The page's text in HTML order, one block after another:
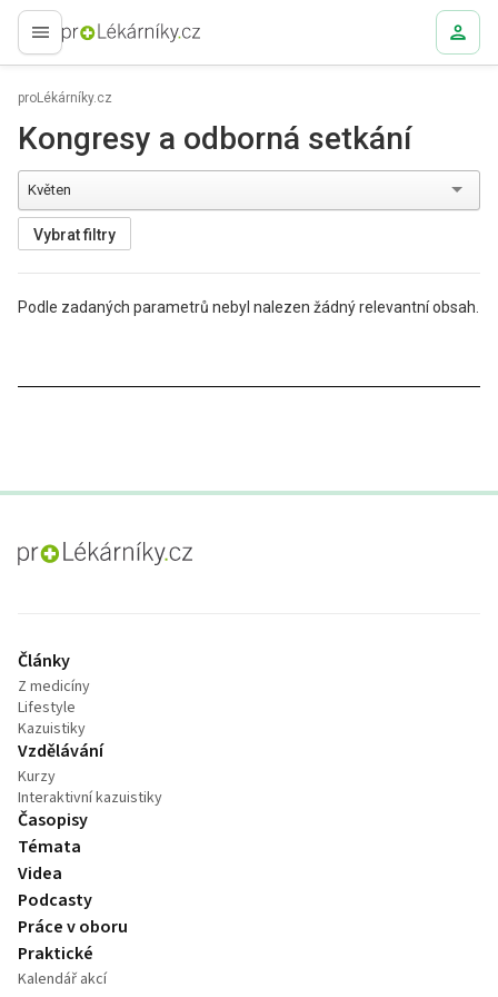
proLékaře.cz
proLékárníky.cz
Kongresy a odborná setkání
Květen
Vybrat filtry
Podle zadaných parametrů nebyl nalezen žádný relevantní obsah.
proLékaře.cz
Články
Z medicíny
Lifestyle
Kazuistiky
Vzdělávání
Kurzy
Interaktivní kazuistiky
Časopisy
Témata
Videa
Podcasty
Práce v oboru
Praktické
Kalendář akcí